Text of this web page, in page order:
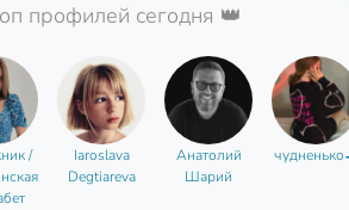
профилей сегодня 👑
/
Iaroslava
Degtiareva
Анатолий
Шарий